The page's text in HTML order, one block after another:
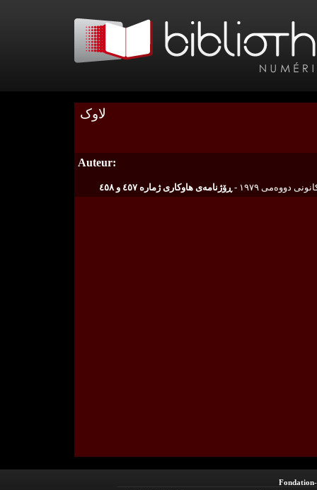
لاوک
Auteur:
ڕۆژنامەی هاوکاری ژمارە ٤٥٧ و ٤٥٨
Fondation